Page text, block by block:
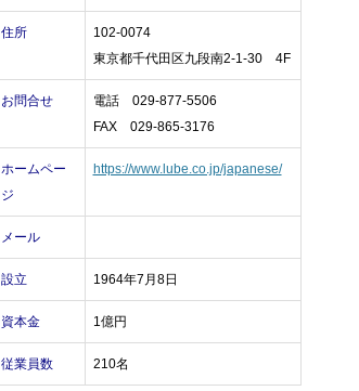
住所
102-0074
東京都千代田区九段南2-1-30 4F
お問合せ
電話 029-877-5506
FAX 029-865-3176
ホームペー
ジ
https://www.lube.co.jp/japanese/
メール
設立 1964年7月8日
資本金 1億円
従業員数 210名